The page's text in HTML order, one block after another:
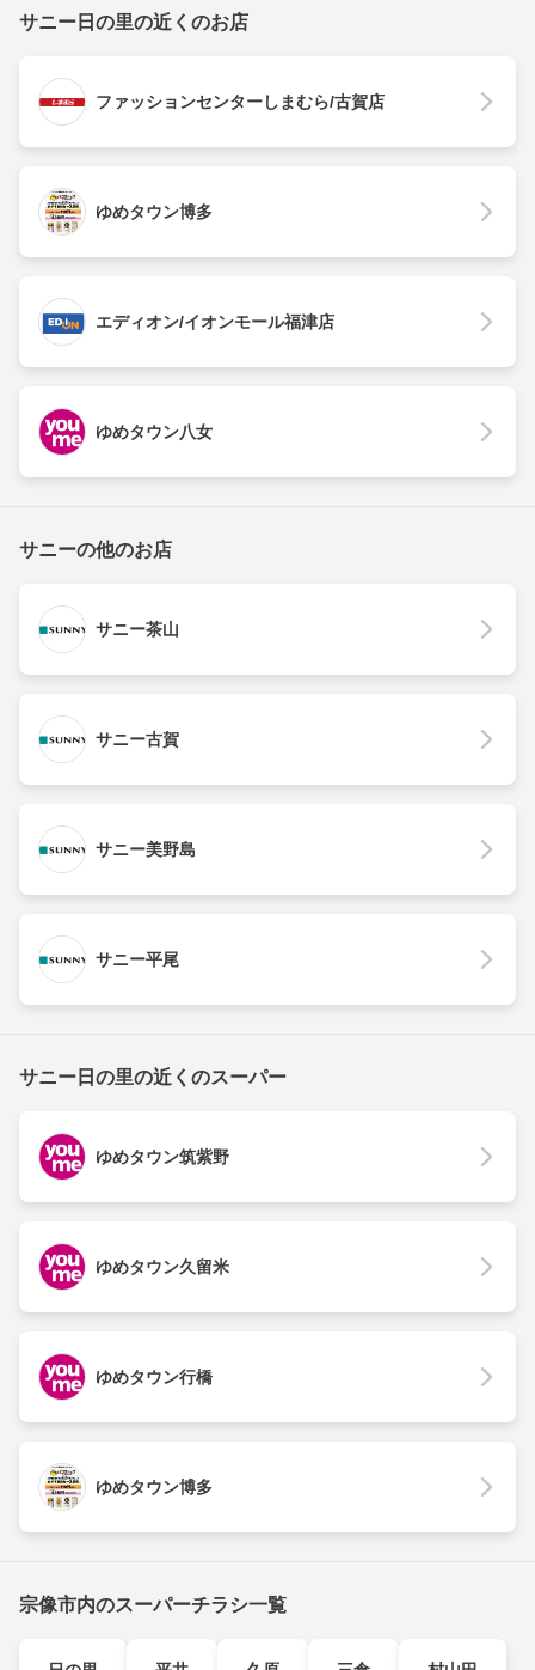
サニー日の里の近くのお店
ファッションセンターしまむら/古賀店
ゆめタウン博多
エディオン/イオンモール福津店
ゆめタウン八女
サニーの他のお店
サニー茶山
サニー古賀
サニー美野島
サニー平尾
サニー日の里の近くのスーパー
ゆめタウン筑紫野
ゆめタウン久留米
ゆめタウン行橋
ゆめタウン博多
宗像市内のスーパーチラシ一覧